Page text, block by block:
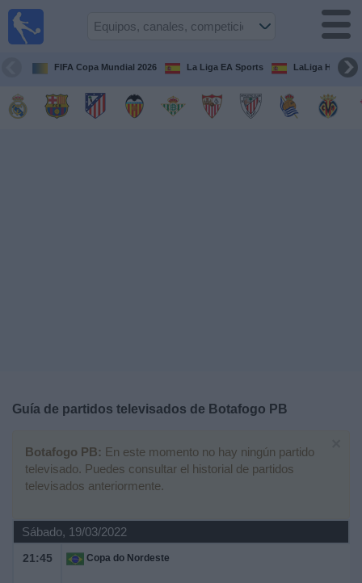
FIFA Copa Mundial 2026 La Liga EA Sports LaLiga
Guía de partidos televisados de Botafogo PB
Botafogo PB: En este momento no hay ningún partido
televisado. Puedes consultar el historial de partidos
televisados anteriormente.
Sábado, 19/03/2022
21:45 Copa do Nordeste
Guía de
Televisados
Noticias
Widget